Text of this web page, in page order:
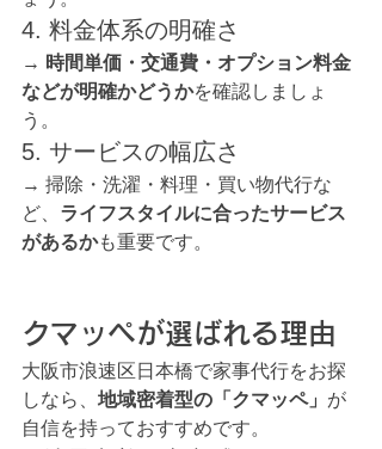
4. 料金体系の明確さ
→ 時間単価・交通費・オプション料金
などが明確かどうかを確認しましょ
う。
5. サービスの幅広さ
→ 掃除・洗濯・料理・買い物代行な
ど、 ライフスタイルに合ったサービス
があるかも重要です。
クマッペが選ばれる理由
大阪市浪速区日本橋で家事代行をお探
しなら、 地域密着型の「クマッペ」 が
自信を持っておすすめです。